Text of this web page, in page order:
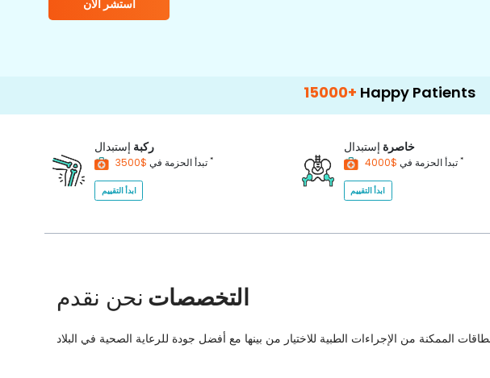
استشر الآن
Happy Patients 100+
ركبة إستبدال
تبدأ الحزمة في *
ابدأ التقييم
خاصرة إستبدال
تبدأ الحزمة في$4000 *
ابدأ التقييم
التخصصات نحن نقدم